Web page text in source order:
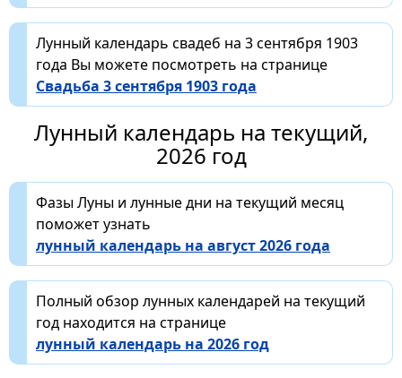
Лунный календарь свадеб на 3 сентября 1903
года Вы можете посмотреть на странице
Свадьба 3 сентября 1903 года
Лунный календарь на текущий,
2026 год
Фазы Луны и лунные дни на текущий месяц
поможет узнать
лунный календарь на август 2026 года
Полный обзор лунных календарей на текущий
год находится на странице
лунный календарь на 2026 год